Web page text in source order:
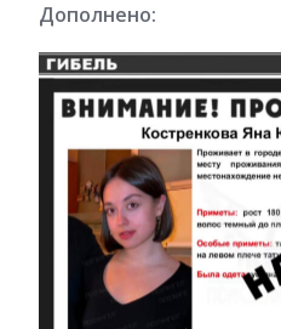
Дополнено: